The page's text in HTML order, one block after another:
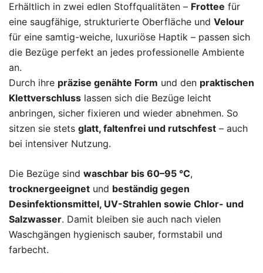
Erhältlich in zwei edlen Stoffqualitäten – Frottee für
eine saugfähige, strukturierte Oberfläche und Velour
für eine samtig-weiche, luxuriöse Haptik – passen sich
die Bezüge perfekt an jedes professionelle Ambiente
an.
Durch ihre präzise genähte Form und den praktischen
Klettverschluss lassen sich die Bezüge leicht
anbringen, sicher fixieren und wieder abnehmen. So
sitzen sie stets glatt, faltenfrei und rutschfest – auch
bei intensiver Nutzung.
Die Bezüge sind waschbar bis 60–95 °C,
trocknergeeignet und beständig gegen
Desinfektionsmittel, UV-Strahlen sowie Chlor- und
Salzwasser. Damit bleiben sie auch nach vielen
Waschgängen hygienisch sauber, formstabil und
farbecht.